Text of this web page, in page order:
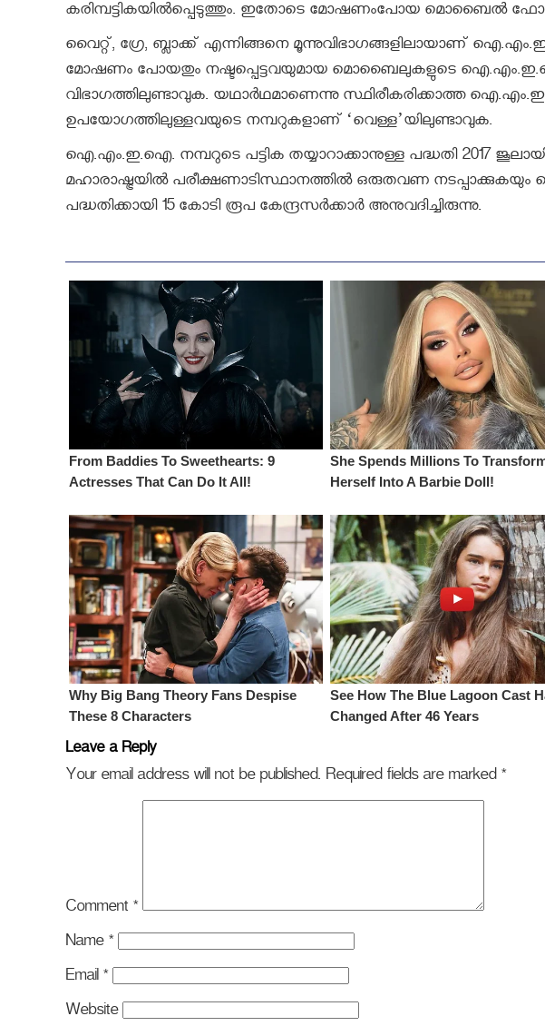
കരിമ്പട്ടികയില്‍പ്പെടുത്തും. ഇതോടെ മോഷണംപോയ മൊബൈല്‍
വൈറ്റ്, ഗ്രേ, ബ്ലാക്ക് എന്നിങ്ങനെ മൂന്നുവിഭാഗങ്ങളിലായാണ്
മോഷണം പോയതും നഷ്ടപ്പെട്ടവയുമായ മൊബൈലുകളുടെ
വിഭാഗത്തിലുണ്ടാവുക. യഥാര്‍ഥമാണെന്നു സ്ഥിരീകരിക്കാത്ത
ഉപയോഗത്തിലുള്ളവയുടെ നമ്പറുകളാണ് ‘വെള്ള’യിലുണ്ടാവുക.
ഐ.എം.ഇ.ഐ. നമ്പറുടെ പട്ടിക തയ്യാറാക്കാനുള്ള പദ്ധതി 2017
മഹാരാഷ്ട്രയില്‍ പരീക്ഷണാടിസ്ഥാനത്തില്‍ ഒരുതവണ നടപ്പാക്കുകയും
പദ്ധതിക്കായി 15 കോടി രൂപ കേന്ദ്രസര്‍ക്കാര്‍ അനുവദിച്ചിരുന്നു.
Leave a Reply
Your email address will not be published. Required fields are marked *
Comment *
Name *
Email *
Website